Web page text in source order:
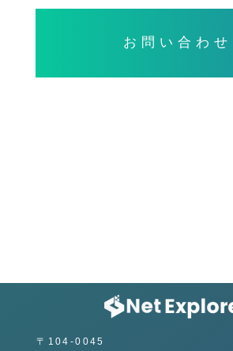
お問い合わせ
〒104-0045